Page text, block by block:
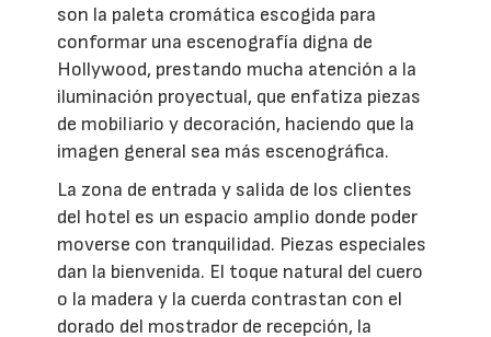
son la paleta cromática escogida para
conformar una escenografía digna de
Hollywood, prestando mucha atención a la
iluminación proyectual, que enfatiza piezas
de mobiliario y decoración, haciendo que la
imagen general sea más escenográfica.
La zona de entrada y salida de los clientes
del hotel es un espacio amplio donde poder
moverse con tranquilidad. Piezas especiales
dan la bienvenida. El toque natural del cuero
o la madera y la cuerda contrastan con el
dorado del mostrador de recepción, la